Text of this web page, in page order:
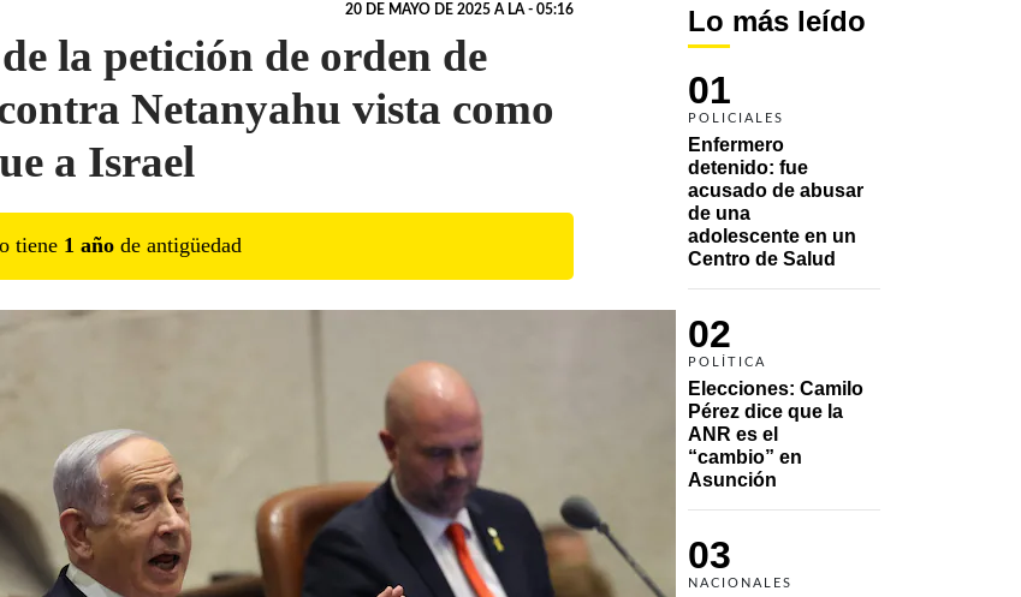
Lo más leído
01
POLICIALES
Enfermero
detenido: fue
acusado de abusar
de una
adolescente en un
Centro de Salud
02
POLÍTICA
Elecciones: Camilo
Pérez dice que la
ANR es el
“cambio” en
Asunción
03
NACIONALES
20 DE MAYO DE 2025 A LA - 05:16
la petición de orden de
Netanyahu vista como
a Israel
tiene 1 año de antigüedad